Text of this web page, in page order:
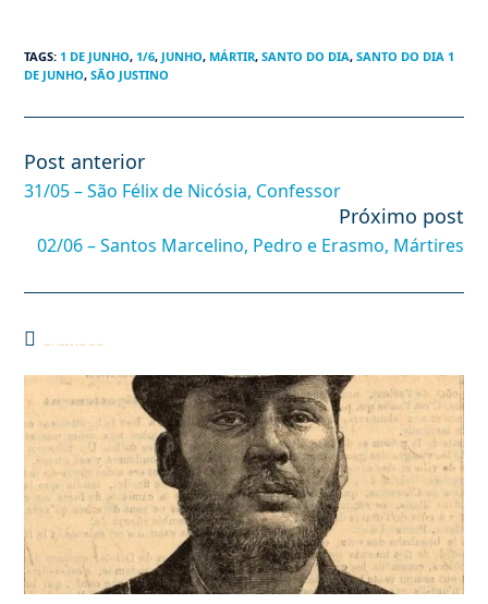
TAGS:1 DE JUNHO, 1/6, JUNHO, MÁRTIR, SANTO DO DIA, SANTO DO DIA 1
DE JUNHO, SÃO JUSTINO
Leia
artigos
Post anterior
31/05 – São Félix de Nicósia, Confessor
Próximo post
02/06 – Santos Marcelino, Pedro e Erasmo, Mártires